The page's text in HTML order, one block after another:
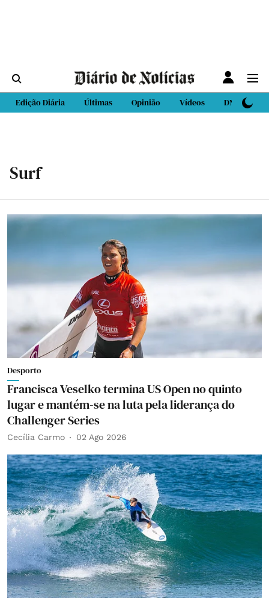
Edição Diária Últimas Opinião Vídeos DN Sport
Surf
Desporto
Francisca Veselko termina US Open no quinto
lugar e mantém-se na luta pela liderança do
Challenger Series
Cecília Carmo 02 Ago 2026